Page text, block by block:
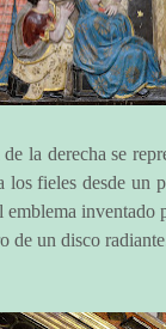
la derecha se
los fieles desde un
emblema inventado
de un disco